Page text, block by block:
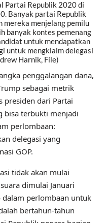
Partai Republik 2020 di
Banyak partai Republik
mereka menjelang pemilu
banyak kontes pemenang
untuk mendapatkan
untuk mengklaim delegasi
Harnik, File)
penggalangan dana,
sebagai metrik
presiden dari Partai
bisa terbukti menjadi
perlombaan:
delegasi yang
GOP.
tidak akan mulai
dimulai Januari
perlombaan untuk
bertahun-tahun